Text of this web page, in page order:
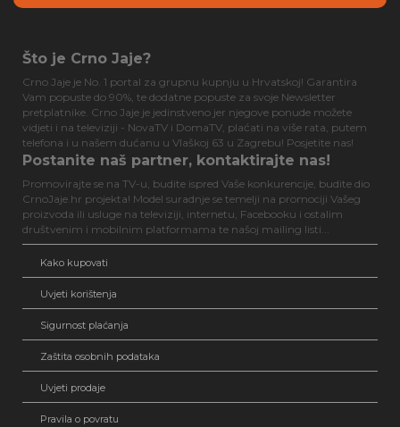
Što je Crno Jaje?
Crno Jaje je No. 1 portal za grupnu kupnju u Hrvatskoj! Garantira
Vam popuste do 90%, te dodatne popuste za svoje Newsletter
pretplatnike. Crno Jaje je jedinstveno jer njegove ponude možete
vidjeti i na televiziji - NovaTV i DomaTV, plaćati na više rata, putem
telefona i u našem dućanu u Vlaškoj 63 u Zagrebu! Posjetite nas!
Postanite naš partner, kontaktirajte nas!
Promovirajte se na TV-u, budite ispred Vaše konkurencije, budite dio
CrnoJaje.hr projekta! Model suradnje se temelji na promociji Vašeg
proizvoda ili usluge na televiziji, internetu, Facebooku i ostalim
društvenim i mobilnim platformama te našoj mailing listi...
Kako kupovati
Uvjeti korištenja
Sigurnost plaćanja
Zaštita osobnih podataka
Uvjeti prodaje
Pravila o povratu